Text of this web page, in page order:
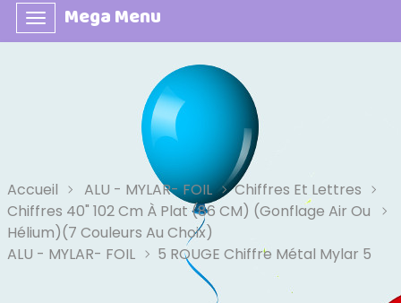
Basculer
la
Mega Menu
Accueil ALU - MYLAR- FOIL
Chiffres Et Lettres
Chiffres 40" 102 Cm À Plat (86 CM) (Gonflage Air Ou
Hélium)(7 Couleurs Au Choix)
ALU - MYLAR- FOIL
5 ROUGE Chiffre Métal Mylar 5